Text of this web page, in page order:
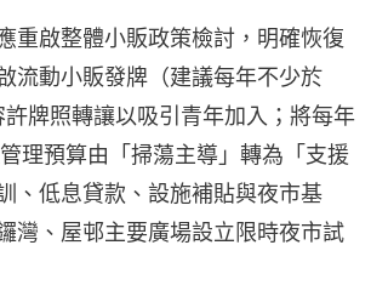
重啟整體小販政策檢討，明確恢復
流動小販發牌（建議每年不少於
牌照轉讓以吸引青年加入；將每年
理預算由「掃蕩主導」轉為「支援
、低息貸款、設施補貼與夜市基
灣、屋邨主要廣場設立限時夜市試